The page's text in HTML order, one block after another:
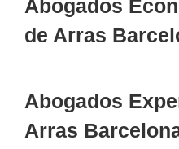
Abogados
de Arras
Abogados
Arras